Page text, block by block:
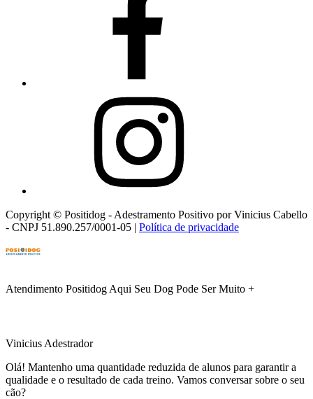
Copyright © Positidog - Adestramento Positivo por Vinicius Cabello
- CNPJ 51.890.257/0001-05 | Política de privacidade
Atendimento Positidog Aqui Seu Dog Pode Ser Muito +
Vinicius Adestrador
Olá! Mantenho uma quantidade reduzida de alunos para garantir a
qualidade e o resultado de cada treino. Vamos conversar sobre o seu
cão?